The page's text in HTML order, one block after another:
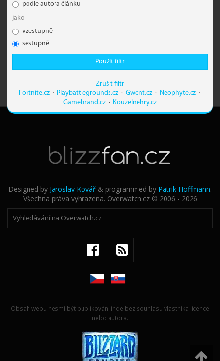
podle autora článku
jako
vzestupně
sestupně
Použít filtr
Zrušit filtr
Fortnite.cz· Playbattlegrounds.cz· Gwent.cz· Neophyte.cz·
Gamebrand.cz · Kouzelnehry.cz
Designed by Jaroslav Kovář & programmed by Patrik Hoffmann.
Všechna práva vyhrazena. Overwatch.cz © 2006 - 2026
Obsah webu nesmí být publikován jinde bez souhlasu vlastníka licence
nebo autora.